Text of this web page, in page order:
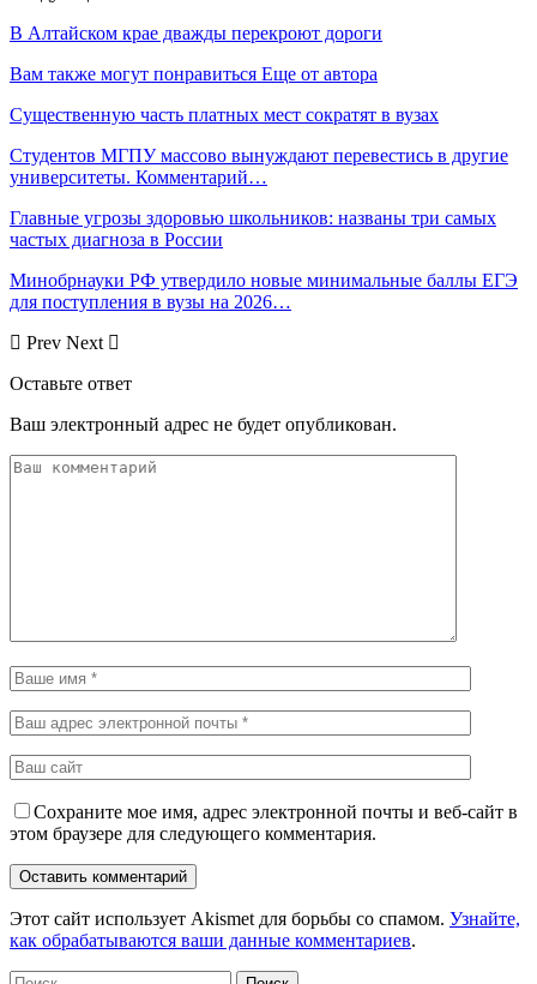
В Алтайском крае дважды перекроют дороги
Вам также могут понравиться Еще от автора
Существенную часть платных мест сократят в вузах
Студентов МГПУ массово вынуждают перевестись в другие
университеты. Комментарий…
Главные угрозы здоровью школьников: названы три самых
частых диагноза в России
Минобрнауки РФ утвердило новые минимальные баллы ЕГЭ
для поступления в вузы на 2026…
Prev Next
Оставьте ответ
Ваш электронный адрес не будет опубликован.
Сохраните мое имя, адрес электронной почты и веб-сайт в
этом браузере для следующего комментария.
Этот сайт использует Akismet для борьбы со спамом. Узнайте,
как обрабатываются ваши данные комментариев.